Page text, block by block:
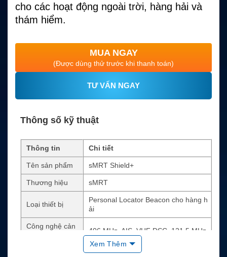
cho các hoạt động ngoài trời, hàng hải và
thám hiểm.
MUA NGAY
(Được dùng thử trước khi thanh toán)
TƯ VẤN NGAY
Thông số kỹ thuật
Thông tin Chi tiết
Tên sản phẩm sMRT Shield+
Thương hiệu sMRT
Loại thiết bị
Personal Locator Beacon cho hàng h
ải
Công nghệ cản
406 MHz, AIS, VHF DSC, 121.5 MHz
Dual GNSS GPS và Galileo
Xem Thêm